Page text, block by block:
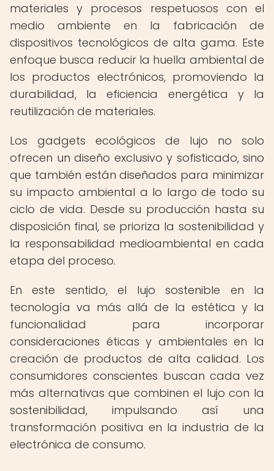
materiales y procesos respetuosos con el
medio ambiente en la fabricación de
dispositivos tecnológicos de alta gama. Este
enfoque busca reducir la huella ambiental de
los productos electrónicos, promoviendo la
durabilidad, la eficiencia energética y la
reutilización de materiales.
Los gadgets ecológicos de lujo no solo
ofrecen un diseño exclusivo y sofisticado, sino
que también están diseñados para minimizar
su impacto ambiental a lo largo de todo su
ciclo de vida. Desde su producción hasta su
disposición final, se prioriza la sostenibilidad y
la responsabilidad medioambiental en cada
etapa del proceso.
En este sentido, el lujo sostenible en la
tecnología va más allá de la estética y la
funcionalidad para incorporar
consideraciones éticas y ambientales en la
creación de productos de alta calidad. Los
consumidores conscientes buscan cada vez
más alternativas que combinen el lujo con la
sostenibilidad, impulsando así una
transformación positiva en la industria de la
electrónica de consumo.